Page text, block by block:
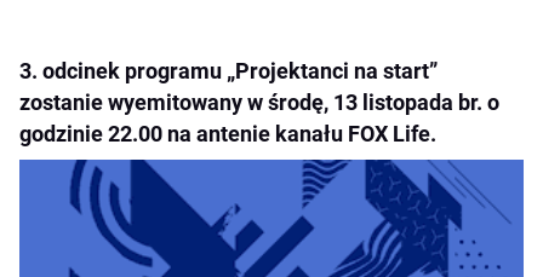
3. odcinek programu „Projektanci na start”
zostanie wyemitowany w środę, 13 listopada br. o
godzinie 22.00 na antenie kanału FOX Life.